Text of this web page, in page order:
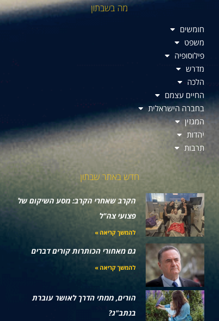
מה בשבתון
חומשים
משפט
פילוסופיה
מדרש
הלכה
החיים עצמם
בחברה הישראלית
המגזין
יהדות
תרבות
חדש באתר שבתון
הקרב שאחרי הקרב: מסע השיקום של
פצועי צה"ל
להמשך קריאה »
גם מאחורי הכותרות קורים דברים
להמשך קריאה »
הורים, ממתי הדרך לאושר עוברת
בנתב"ג?